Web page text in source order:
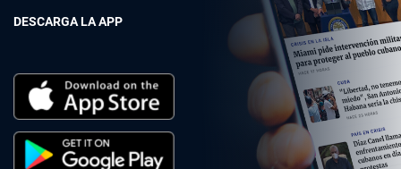
DESCARGA LA APP